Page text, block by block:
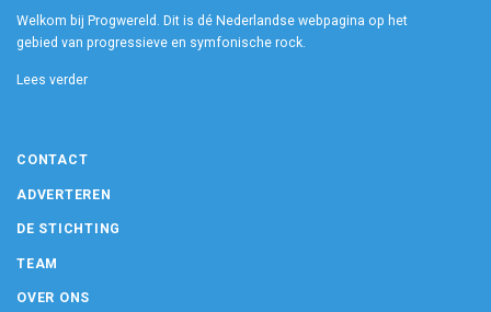
Welkom bij Progwereld. Dit is dé Nederlandse webpagina op het
gebied van progressieve en symfonische rock.
Lees verder
CONTACT
ADVERTEREN
DE STICHTING
TEAM
OVER ONS